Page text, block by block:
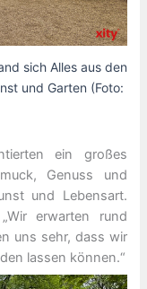
sich Alles aus den
und Garten (Foto:
ein großes
Genuss und
und Lebensart.
erwarten rund
uns sehr, dass wir
lassen können.“